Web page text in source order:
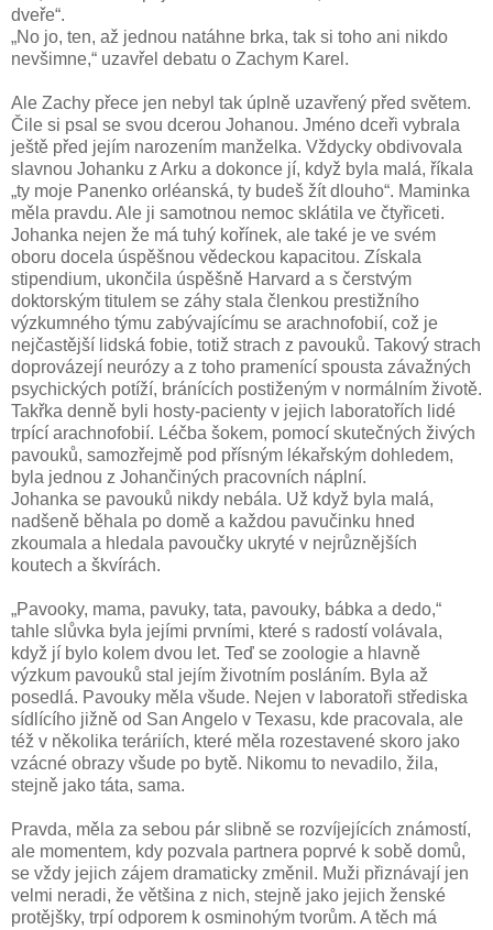
dveře“.
„No jo, ten, až jednou natáhne brka, tak si toho ani nikdo
nevšimne,“ uzavřel debatu o Zachym Karel.
Ale Zachy přece jen nebyl tak úplně uzavřený před světem.
Čile si psal se svou dcerou Johanou. Jméno dceři vybrala
ještě před jejím narozením manželka. Vždycky obdivovala
slavnou Johanku z Arku a dokonce jí, když byla malá, říkala
„ty moje Panenko orléanská, ty budeš žít dlouho“. Maminka
měla pravdu. Ale ji samotnou nemoc sklátila ve čtyřiceti.
Johanka nejen že má tuhý kořínek, ale také je ve svém
oboru docela úspěšnou vědeckou kapacitou. Získala
stipendium, ukončila úspěšně Harvard a s čerstvým
doktorským titulem se záhy stala členkou prestižního
výzkumného týmu zabývajícímu se arachnofobií, což je
nejčastější lidská fobie, totiž strach z pavouků. Takový strach
doprovázejí neurózy a z toho pramenící spousta závažných
psychických potíží, bránících postiženým v normálním životě.
Takřka denně byli hosty-pacienty v jejich laboratořích lidé
trpící arachnofobií. Léčba šokem, pomocí skutečných živých
pavouků, samozřejmě pod přísným lékařským dohledem,
byla jednou z Johančiných pracovních náplní.
Johanka se pavouků nikdy nebála. Už když byla malá,
nadšeně běhala po domě a každou pavučinku hned
zkoumala a hledala pavoučky ukryté v nejrůznějších
koutech a škvírách.
„Pavooky, mama, pavuky, tata, pavouky, bábka a dedo,“
tahle slůvka byla jejími prvními, které s radostí volávala,
když jí bylo kolem dvou let. Teď se zoologie a hlavně
výzkum pavouků stal jejím životním posláním. Byla až
posedlá. Pavouky měla všude. Nejen v laboratoři střediska
sídlícího jižně od San Angelo v Texasu, kde pracovala, ale
též v několika teráriích, které měla rozestavené skoro jako
vzácné obrazy všude po bytě. Nikomu to nevadilo, žila,
stejně jako táta, sama.
Pravda, měla za sebou pár slibně se rozvíjejících známostí,
ale momentem, kdy pozvala partnera poprvé k sobě domů,
se vždy jejich zájem dramaticky změnil. Muži přiznávají jen
velmi neradi, že většina z nich, stejně jako jejich ženské
protějšky, trpí odporem k osminohým tvorům. A těch má